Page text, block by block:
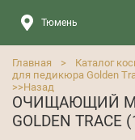
Тюмень
Главная > Каталог
для педикюра Golden
>>Назад
ОЧИЩАЮЩИЙ
GOLDEN